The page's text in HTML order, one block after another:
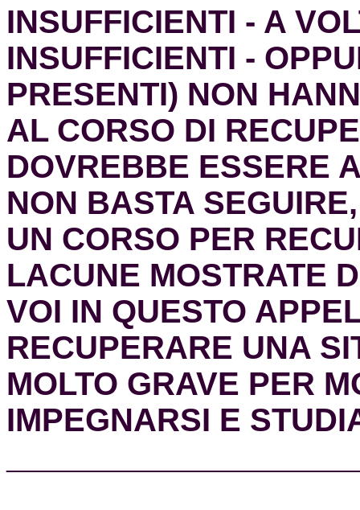
INSUFFICIENTI - A
INSUFFICIENTI -
PRESENTI) NON
AL CORSO DI
DOVREBBE ESSERE
NON BASTA
UN CORSO PER
LACUNE MOSTRATE
VOI IN QUESTO
RECUPERARE UNA
MOLTO GRAVE PER
IMPEGNARSI E